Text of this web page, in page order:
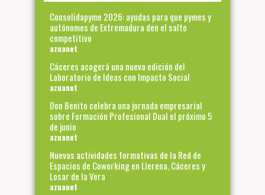
Consolidapyme 2026: ayudas para que pymes y
autónomos de Extremadura den el salto
competitivo
azuanet
Cáceres acogerá una nueva edición del
Laboratorio de Ideas con Impacto Social
azuanet
Don Benito celebra una jornada empresarial
sobre Formación Profesional Dual el próximo 5
de junio
azuanet
Nuevas actividades formativas de la Red de
Espacios de Coworking en Llerena, Cáceres y
Losar de la Vera
azuanet